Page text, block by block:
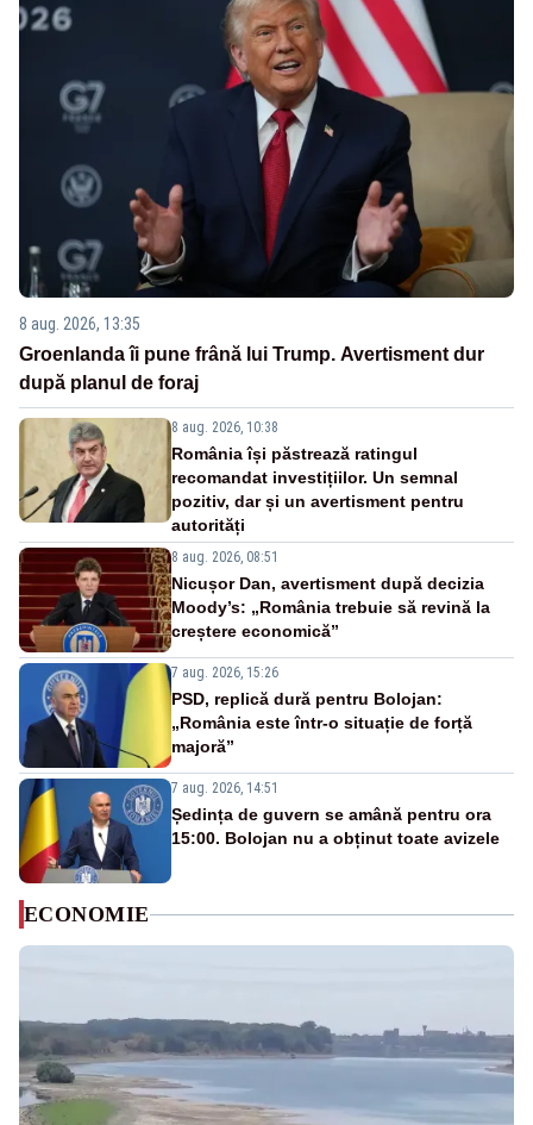
8 aug. 2026, 13:35
Groenlanda îi pune frână lui Trump. Avertisment dur
după planul de foraj
8 aug. 2026, 10:38
România își păstrează ratingul
recomandat investițiilor. Un semnal
pozitiv, dar și un avertisment pentru
autorități
8 aug. 2026, 08:51
Nicușor Dan, avertisment după decizia
Moody’s: „România trebuie să revină la
creștere economică”
7 aug. 2026, 15:26
PSD, replică dură pentru Bolojan:
„România este într-o situație de forță
majoră”
7 aug. 2026, 14:51
Ședința de guvern se amână pentru ora
15:00. Bolojan nu a obținut toate avizele
ECONOMIE